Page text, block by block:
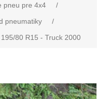
pneu pre 4x4
/
pneumatiky
/
195/80 R15 - Truck 2000